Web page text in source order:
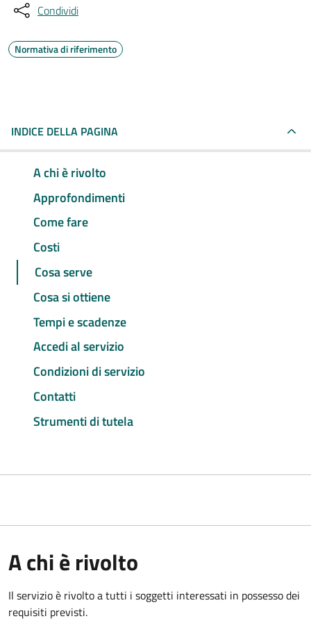
Condividi
Normativa di riferimento
INDICE DELLA PAGINA
A chi è rivolto
Approfondimenti
Come fare
Costi
Cosa serve
Cosa si ottiene
Tempi e scadenze
Accedi al servizio
Condizioni di servizio
Contatti
Strumenti di tutela
A chi è rivolto
Il servizio è rivolto a tutti i soggetti interessati in possesso dei
requisiti previsti.